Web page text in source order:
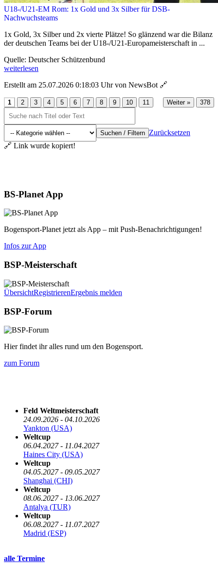
U18-/U21-EM Rom: 1x Gold und 3x Silber für DSB-
Nachwuchsteams
1x Gold, 3x Silber und 2x vierte Plätze! So glänzend war die Bilanz
der deutschen Teams bei der U18-/U21-Europameisterschaft in ...
Quelle: Deutscher Schützenbund
weiterlesen
Erstellt am 25.07.2026 0:18:03 Uhr von NewsBot 🔗
1 2 3 4 5 6 7 8 9 10 11 Weiter » 378
Suchen / Filtern Zurücksetzen
🔗 Link wurde kopiert!
BS-Planet App
Bogensport-Planet jetzt als App – mit Push-Benachrichtigungen!
Infos zur App
BSP-Meisterschaft
ÜbersichtRegistrierenErgebnis melden
BSP-Forum
Hier findet ihr alles rund um den Bogensport.
zum Forum
Feld Weltmeisterschaft
24.09.2026 - 04.10.2026
Yankton (USA)
Weltcup
06.04.2027 - 11.04.2027
Haines City (USA)
Weltcup
04.05.2027 - 09.05.2027
Shanghai (CHI)
Weltcup
08.06.2027 - 13.06.2027
Antalya (TUR)
Weltcup
06.08.2027 - 11.07.2027
Madrid (ESP)
alle Termine